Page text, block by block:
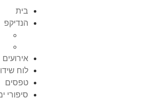
בית
הנדיקפ
אירועים
לוח
טפסים
סיפורי